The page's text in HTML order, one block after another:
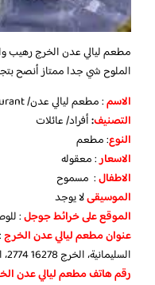
مطعم ليالي عدن الخرج رهيب
الملوح شي جدا ممتاز أنصح
الاسم: مطعم ليالي عدن/ Aden Nights Restaurant
التصنيف:أفراد/ عائلات
النوع: مطعم
الاسعار: معقوله
الاطفال: مسموح
الموسيقىلا يوجد
الموقع على خرائط جوجل:
عنوان مطعم ليالي عدن الخرج
السليمانية، الخرج 16278 2774، المملكة العربية السعودية
رقم هاتف مطعم ليالي عدن